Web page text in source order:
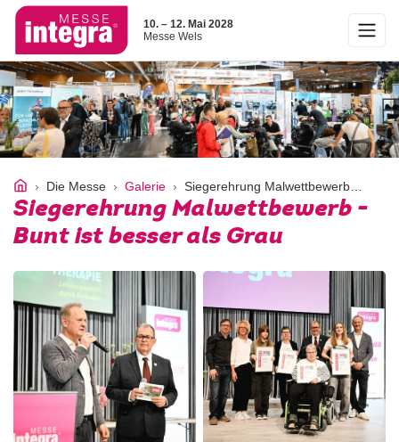
10. – 12. Mai 2028
Messe Wels
Die Messe Galerie Siegerehrung Malwettbewerb - Bunt ist besser als Grau
Siegerehrung Malwettbewerb -
Bunt ist besser als Grau